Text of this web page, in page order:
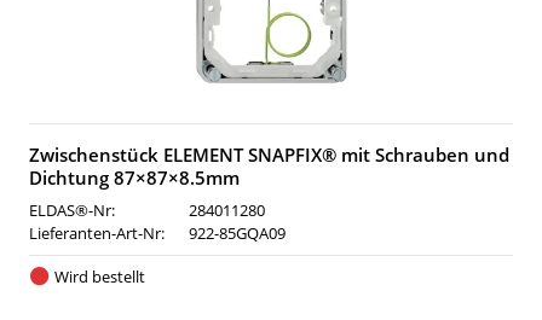
Zwischenstück ELEMENT SNAPFIX® mit Schrauben und
Dichtung 87×87×8.5mm
ELDAS®-Nr:
284011280
Lieferanten-Art-Nr:
922-85GQA09
Wird bestellt